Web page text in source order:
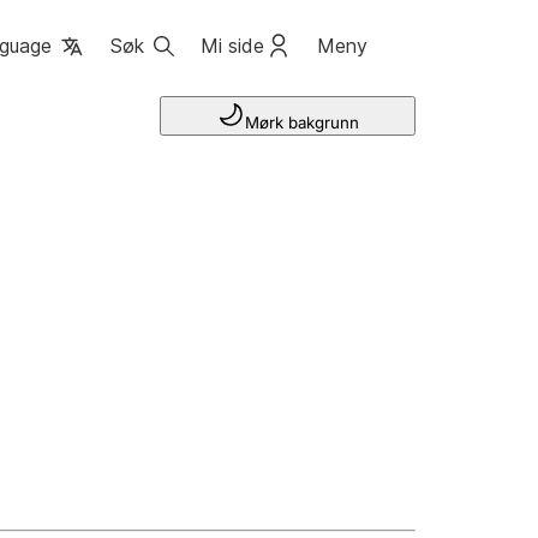
Søk Mi side Meny
Mørk bakgrunn